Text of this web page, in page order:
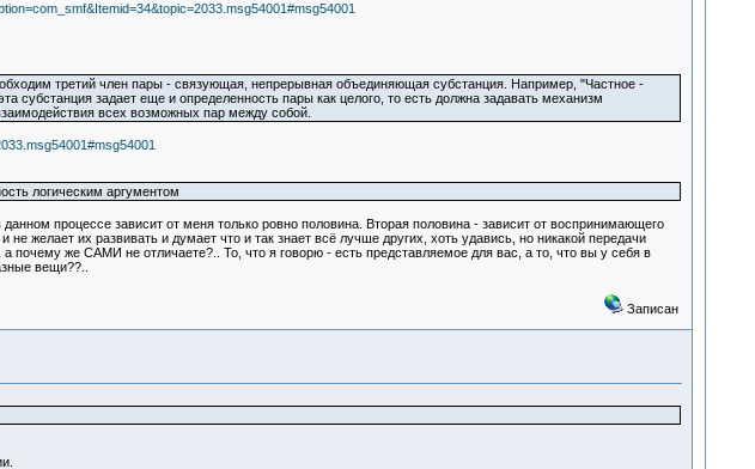
третий член пары - связующая, непрерывная объединяющая субстанция. Например, "Частное -
задает еще и определенность пары как целого, то есть должна задавать механизм
всех возможных пар между собой.
логическим аргументом
процессе зависит от меня только ровно половина. Вторая половина - зависит от воспринимающего
желает их развивать и думает что и так знает всё лучше других, хоть удавись, но никакой передачи
почему же САМИ не отличаете?.. То, что я говорю - есть представляемое для вас, а то, что вы у себя в
вещи??..
Записан